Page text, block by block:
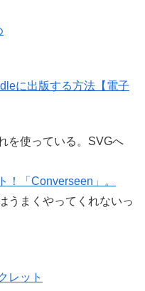
に出版する方法【電子
を使っている。SVGへ
！「Converseen」。
うまくやってくれないっ
レット